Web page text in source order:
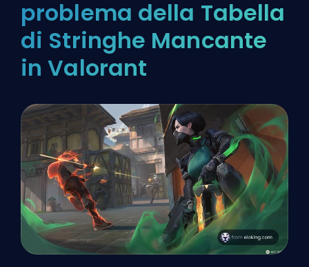
problema della Tabella
di Stringhe Mancante
in Valorant